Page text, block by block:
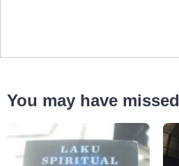
You may have missed